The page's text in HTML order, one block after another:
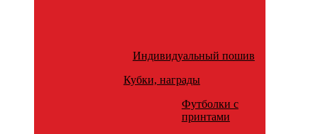
Индивидуальный пошив
Кубки, награды
Футболки с
принтами